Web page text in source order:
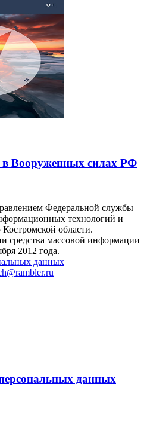
Вооруженных силах РФ
Федеральной службы
технологий и
области.
средства массовой информации
2012 года.
данных
данных